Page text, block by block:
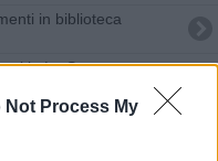
Not Process My
in biblioteca
in La Scena
omicidio stradale